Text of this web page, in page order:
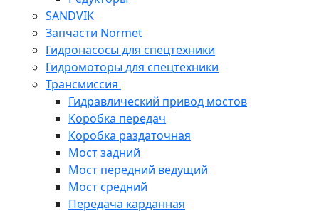
SANDVIK
Запчасти Normet
Гидронасосы для спецтехники
Гидромоторы для спецтехники
Трансмиссия
Гидравлический привод мостов
Коробка передач
Коробка раздаточная
Мост задний
Мост передний ведущий
Мост средний
Передача карданная